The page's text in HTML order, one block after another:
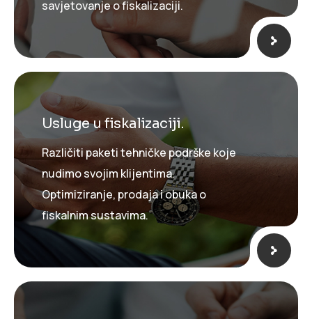
savjetovanje o fiskalizaciji.
Usluge u fiskalizaciji.
Različiti paketi tehničke podrške koje
nudimo svojim klijentima.
Optimiziranje, prodaja i obuka o
fiskalnim sustavima.